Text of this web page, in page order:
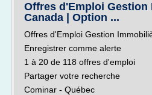
Offres d'Emploi Gestion
Canada | Option ...
Offres d'Emploi Gestion
Enregistrer comme alerte
1 à 20 de 118 offres d'emploi
Partager votre recherche
Cominar - Québec